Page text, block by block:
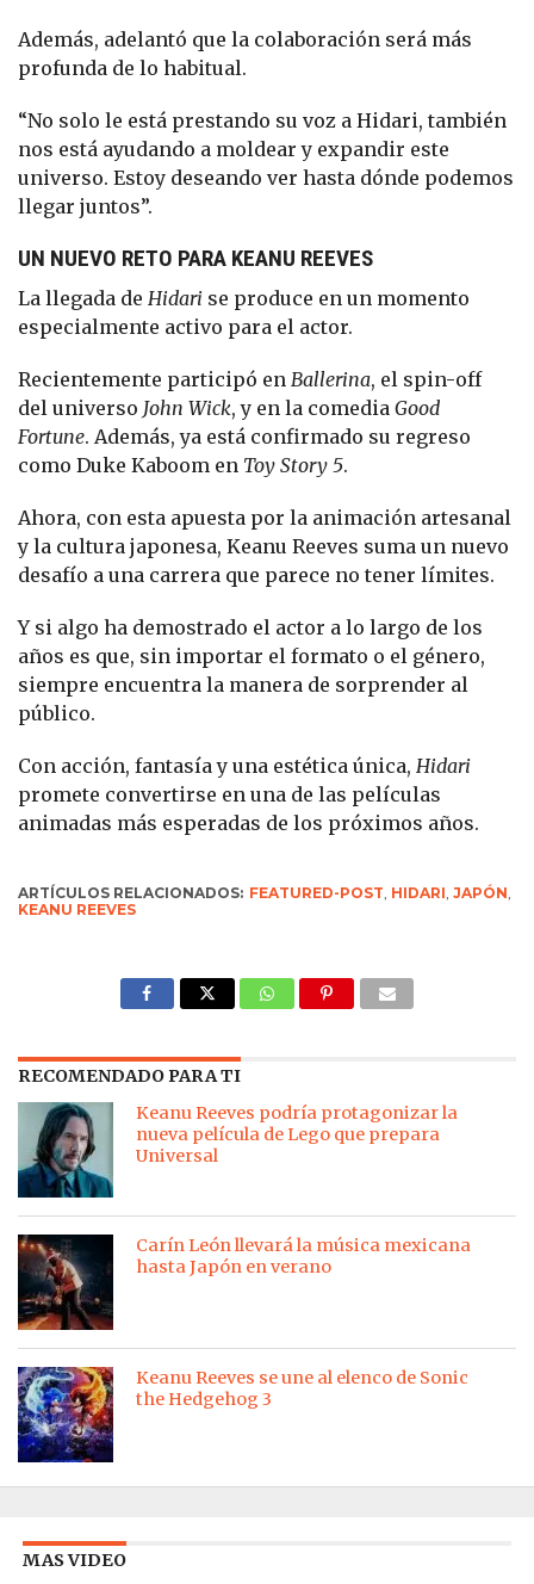
Además, adelantó que la colaboración será más
profunda de lo habitual.
“No solo le está prestando su voz a Hidari, también
nos está ayudando a moldear y expandir este
universo. Estoy deseando ver hasta dónde podemos
llegar juntos”.
UN NUEVO RETO PARA KEANU REEVES
La llegada de Hidari se produce en un momento
especialmente activo para el actor.
Recientemente participó en Ballerina, el spin-off
del universo John Wick, y en la comediaGood
Fortune. Además, ya está confirmado su regreso
como Duke Kaboom en Toy Story 5.
Ahora, con esta apuesta por la animación artesanal
y la cultura japonesa, Keanu Reeves suma un nuevo
desafío a una carrera que parece no tener límites.
Y si algo ha demostrado el actor a lo largo de los
años es que, sin importar el formato o el género,
siempre encuentra la manera de sorprender al
público.
Con acción, fantasía y una estética única, Hidari
promete convertirse en una de las películas
animadas más esperadas de los próximos años.
ARTÍCULOS RELACIONADOS: FEATURED-POST HIDARI ,JAPÓN
KEANU REEVES
RECOMENDADO PARA TI
Keanu Reeves podría protagonizar la
nueva película de Lego que prepara
Universal
Carín León llevará la música mexicana
hasta Japón en verano
Keanu Reeves se une al elenco de Sonic
the Hedgehog 3
MAS VIDEO